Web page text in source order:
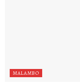
MALAMBO